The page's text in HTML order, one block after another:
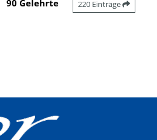
90 Gelehrte 220 Einträge